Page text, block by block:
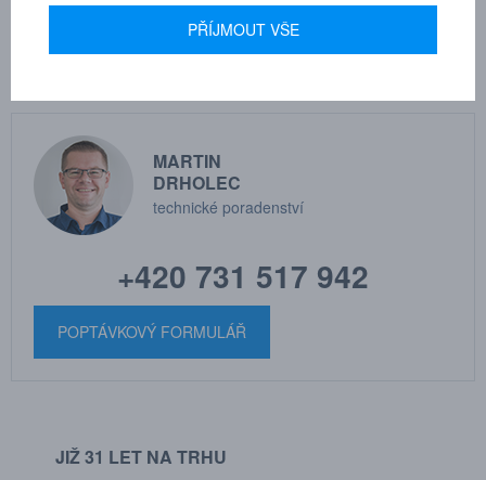
EPDM -30°C až +100°C
MARTIN
DRHOLEC
technické poradenství
+420 731 517 942
POPTÁVKOVÝ FORMULÁŘ
JIŽ 31 LET NA TRHU
PŘÍJMOUT VŠE